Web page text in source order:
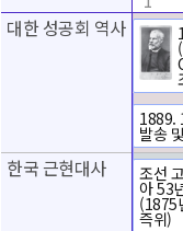
ㅇ
1889.
발송
조선
아 53
(1875
즉위)
대한 성공회 역사
한국 근현대사